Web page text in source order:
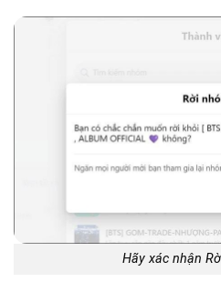
Hãy xác nhận